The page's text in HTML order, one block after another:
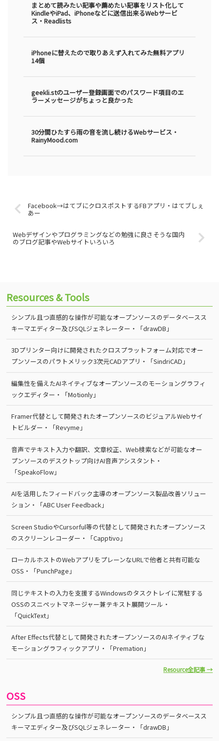
まとめて読みたい記事や薦めたい記事をリスト化して
KindleやiPad、iPhoneなどに送信出来るWebサービ
ス・Readlists
iPhoneに替えたので取りあえず入れてみた無料アプリ
14個
geekli.stのユーザー登録画面でのパスワード項目のエ
ラーメッセージがちょっと良かった
30分間ひたすら雨の音を流し続けるWebサービス・
RainyMood.com
Facebook→はてブにクロスポストするFBアプリ・はてブしぇ
あー
Webデザインやプログラミングなどの勉強に良さそうな国内
のブログ記事やWebサイトいろいろ
Resources & Tools
シンプル且つ直感的な操作が可能なオープンソースのデータベースス
キーマエディター及びSQLジェネレーター・「drawDB」
3Dプリンター向けに開発されたクロスプラットフォーム対応でオー
プンソースのパラトメリック3次元CADアプリ・「SindriCAD」
編集性を備えたAIネイティブなオープンソースのモーショングラフィ
ックエディター・「Motionly」
Framer代替として開発されたオープンソースのビジュアルWebサイ
トビルダー・「Revyme」
音声でテキスト入力や翻訳、文章校正、Web検索などが可能なオー
プンソースのデスクトップ向けAI音声アシスタント・
「SpeakoFlow」
AIを活用したフィードバック主導のオープンソース製品改善ソリュー
ション・「ABC User Feedback」
Screen StudioやCursorful等の代替として開発されたオープンソース
のスクリーンレコーダー・「Capptivo」
ローカルホストのWebアプリをプレーンなURLで他者と共有可能な
OSS・「PunchPage」
同じテキストの入力を支援するWindowsのタスクトレイに常駐する
OSSのスニペットマネージャー兼テキスト展開ツール・
「QuickText」
After Effects代替として開発されたオープンソースのAIネイティブな
モーショングラフィックアプリ・「Premation」
Resource全記事 →
OSS
シンプル且つ直感的な操作が可能なオープンソースのデータベースス
キーマエディター及びSQLジェネレーター・「drawDB」